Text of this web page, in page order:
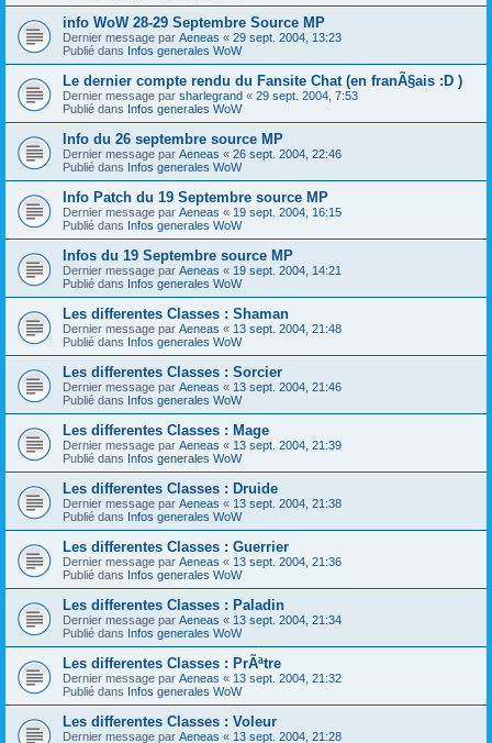
info WoW 28-29 Septembre Source MP
Dernier message par Aeneas « 29 sept. 2004, 13:23
Publié dans Infos generales WoW
Le dernier compte rendu du Fansite Chat (en franÃ§ais :D )
Dernier message par sharlegrand « 29 sept. 2004, 7:53
Publié dans Infos generales WoW
Info du 26 septembre source MP
Dernier message par Aeneas « 26 sept. 2004, 22:46
Publié dans Infos generales WoW
Info Patch du 19 Septembre source MP
Dernier message par Aeneas « 19 sept. 2004, 16:15
Publié dans Infos generales WoW
Infos du 19 Septembre source MP
Dernier message par Aeneas « 19 sept. 2004, 14:21
Publié dans Infos generales WoW
Les differentes Classes : Shaman
Dernier message par Aeneas « 13 sept. 2004, 21:48
Publié dans Infos generales WoW
Les differentes Classes : Sorcier
Dernier message par Aeneas « 13 sept. 2004, 21:46
Publié dans Infos generales WoW
Les differentes Classes : Mage
Dernier message par Aeneas « 13 sept. 2004, 21:39
Publié dans Infos generales WoW
Les differentes Classes : Druide
Dernier message par Aeneas « 13 sept. 2004, 21:38
Publié dans Infos generales WoW
Les differentes Classes : Guerrier
Dernier message par Aeneas « 13 sept. 2004, 21:36
Publié dans Infos generales WoW
Les differentes Classes : Paladin
Dernier message par Aeneas « 13 sept. 2004, 21:34
Publié dans Infos generales WoW
Les differentes Classes : PrÃªtre
Dernier message par Aeneas « 13 sept. 2004, 21:32
Publié dans Infos generales WoW
Les differentes Classes : Voleur
Dernier message par Aeneas « 13 sept. 2004, 21:28